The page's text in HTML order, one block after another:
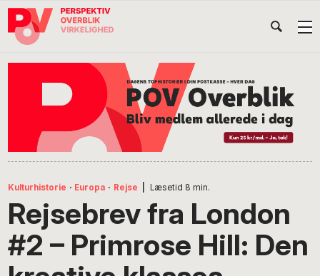
Gå
direkte
Skip
indhold
Gå
direkte
Kulturhistorie · Europa · Rejse Læsetid 8 min.
Rejsebrev fra London
#2 – Primrose Hill: Den